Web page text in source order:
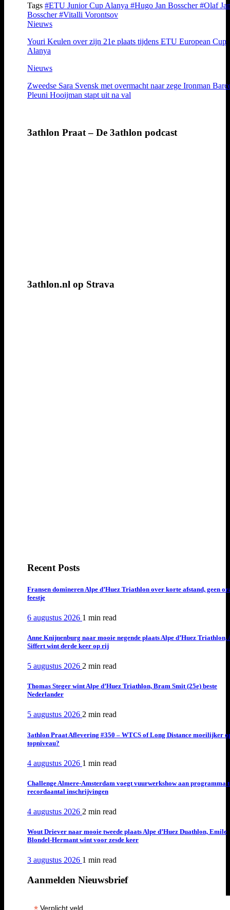
Tags #ETU Junior Cup Alanya #Hugo Jan Bosscher#Olaf
Bosscher#Vitalli Vorontsov
Nieuws
Youri Keulen over zijn 21e plaats tijdens ETU European Cup
Alanya
Nieuws
Zweedse Sara Svensk met overmacht naar zege Ironman
Pleuni Hooijman stapt uit na val
3athlon Praat – De 3athlon podcast
3athlon.nl op Strava
Recent Posts
Fransen domineren Alpe d’Huez Triathlon over korte afstand, geen
feestje
6 augustus 2026 1 min read
Anne Knijnenburg naar mooie negende plaats Alpe d’Huez Triathlon,
Siffert wint derde keer op rij
5 augustus 2026 2 min read
Thomas Steger wint Alpe d’Huez Triathlon, Bram Smit (25e) beste
Nederlander
5 augustus 2026 2 min read
3athlon Praat Aflevering #350 – WTCS of Long Distance moeilijker
topniveau?
4 augustus 2026 1 min read
Challenge Almere-Amsterdam voegt vuurwerkshow aan programma
recordaantal inschrijvingen
4 augustus 2026 2 min read
Wout Driever naar mooie tweede plaats Alpe d’Huez Duathlon, Emile
Blondel-Hermant wint voor zesde keer
3 augustus 2026 1 min read
Aanmelden Nieuwsbrief
Verplicht veld